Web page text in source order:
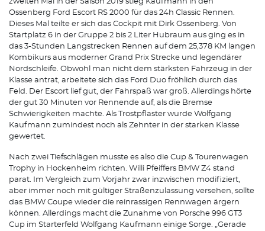
Ossenberg Ford Escort RS 2000 für das 24h Classic Rennen.
Dieses Mal teilte er sich das Cockpit mit Dirk Ossenberg. Von
Startplatz 6 in der Gruppe 2 bis 2 Liter Hubraum aus ging es in
das 3-Stunden Langstrecken Rennen auf dem 25,378 KM langen
Kombikurs aus moderner Grand Prix Strecke und legendärer
Nordschleife. Obwohl man nicht dem stärksten Fahrzeug in der
Klasse antrat, arbeitete sich das Ford Duo fröhlich durch das
Feld. Der Escort lief gut, der Fahrspaß war groß. Allerdings hörte
der gut 30 Minuten vor Rennende auf, als die Bremse
Schwierigkeiten machte. Als Trostpflaster wurde Wolfgang
Kaufmann zumindest noch als Zehnter in der starken Klasse
gewertet.
Nach zwei Tiefschlägen musste es also die Cup & Tourenwagen
Trophy in Hockenheim richten. Willi Pfeiffers BMW Z4 stand
parat. Im Vergleich zum Vorjahr zwar inzwischen modifiziert,
aber immer noch mit gültiger Straßenzulassung versehen, sollte
das BMW Coupe wieder die reinrassigen Rennwagen ärgern
können. Allerdings macht die Zunahme von Porsche 996 GT3
Cup im Starterfeld Wolfgang Kaufmann einige Sorge. „Gerade